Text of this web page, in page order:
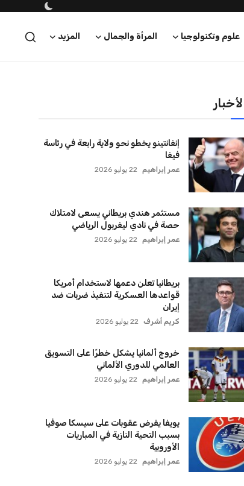
علوم وتكنولوجيا المرأة والجمال المزيد
إنفانتينو يخطو نحو ولاية رابعة في رئاسة
فيفا
عمر إبراهيم 22 يوليو 2026
مستثمر هندي بريطاني يسعى لامتلاك
حصة في نادي ليفربول الرياضي
عمر إبراهيم 22 يوليو 2026
بريطانيا تعلن دعمها لاستخدام أمريكا
قواعدها العسكرية لتنفيذ ضربات ضد
إيران
كريم أشرف 22 يوليو 2026
خروج ألمانيا يشكل خطرًا على التسويق
العالمي للدوري الألماني
عمر إبراهيم 22 يوليو 2026
يويفا يفرض عقوبات على سيسكا صوفيا
بسبب التحية النازية في المباريات
الأوروبية
عمر إبراهيم 22 يوليو 2026